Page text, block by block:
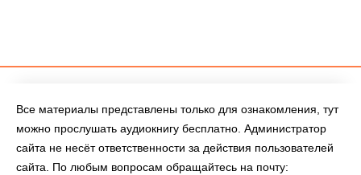
Все материалы представлены только для ознакомления, тут
можно прослушать аудиокнигу бесплатно. Администратор
сайта не несёт ответственности за действия пользователей
сайта. По любым вопросам обращайтесь на почту: